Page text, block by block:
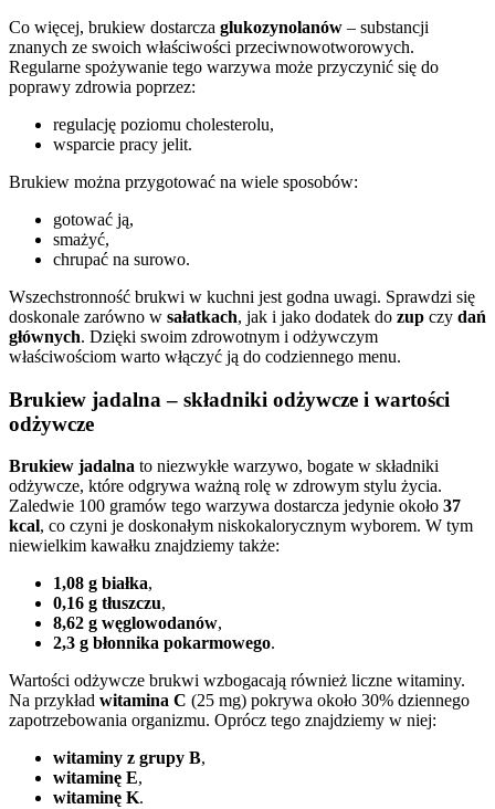
Co więcej, brukiew dostarcza glukozynolanów – substancji
znanych ze swoich właściwości przeciwnowotworowych.
Regularne spożywanie tego warzywa może przyczynić się do
poprawy zdrowia poprzez:
regulację poziomu cholesterolu,
wsparcie pracy jelit.
Brukiew można przygotować na wiele sposobów:
gotować ją,
smażyć,
chrupać na surowo.
Wszechstronność brukwi w kuchni jest godna uwagi. Sprawdzi się
doskonale zarówno w sałatkach, jak i jako dodatek do zup czy dań
głównych. Dzięki swoim zdrowotnym i odżywczym
właściwościom warto włączyć ją do codziennego menu.
Brukiew jadalna – składniki odżywcze i wartości
odżywcze
Brukiew jadalna to niezwykłe warzywo, bogate w składniki
odżywcze, które odgrywa ważną rolę w zdrowym stylu życia.
Zaledwie 100 gramów tego warzywa dostarcza jedynie około 37
kcal, co czyni je doskonałym niskokalorycznym wyborem. W tym
niewielkim kawałku znajdziemy także:
1,08 g białka,
0,16 g tłuszczu,
8,62 g węglowodanów,
2,3 g błonnika pokarmowego.
Wartości odżywcze brukwi wzbogacają również liczne witaminy.
Na przykład witamina C (25 mg) pokrywa około 30% dziennego
zapotrzebowania organizmu. Oprócz tego znajdziemy w niej:
witaminy z grupy B,
witaminę E,
witaminę K.